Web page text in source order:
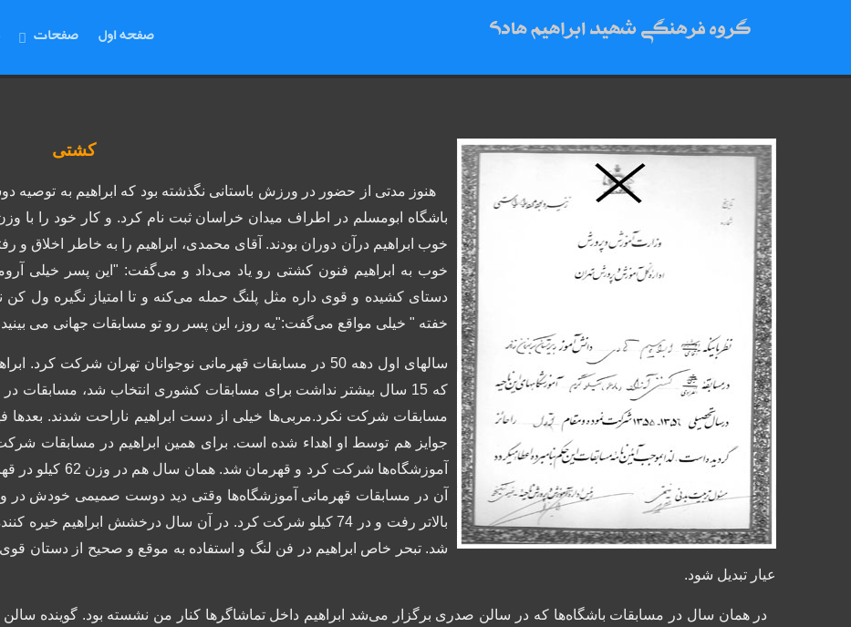
صفحه اول صفحات
کشتی
هنوز مدتی از حضور در ورزش باستانی نگذشته بود که ابراهیم به
باشگاه ابومسلم در اطراف میدان خراسان ثبت نام کرد. و کار خود را با وزن 53 کیلو آغاز
خوب ابراهیم درآن دوران بودند. آقای محمدی، ابراهیم را به خاطر
خوب به ابراهیم فنون کشتی رو یاد می‌داد و می‌گفت: "این پسر خیلی
دستای کشیده و قوی داره مثل پلنگ حمله می‌کنه و تا امتیاز نگیره ول کن
خفته " خیلی مواقع می‌گفت:"یه روز، این پسر رو تو مسابقات جهانی می
سالهای اول دهه 50 در مسابقات قهرمانی نوجوانان تهران
که 15 سال بیشتر نداشت برای مسابقات کشوری انتخاب شد، مسابقات
مسابقات شرکت نکرد.مربی‌ها خیلی از دست ابراهیم ناراحت شدند.
جوایز هم توسط او اهداء شده است. برای همین ابراهیم در مسابقات
آموزشگاه‌ها شرکت کرد و قهرمان شد. همان سال هم در وزن 62 کیلو در قهرمانی باشگاه‌های تهران شرکت کرد.
شد. تبحر خاص ابراهیم در فن لنگ و استفاده به موقع و صحیح از دستان
عیار تبدیل شود.
در همان سال در مسابقات باشگاه‌ها که در سالن صدری برگزار می‌شد ابراهیم داخل تماشاگرها کنار من نشسته بود. گوینده سالن